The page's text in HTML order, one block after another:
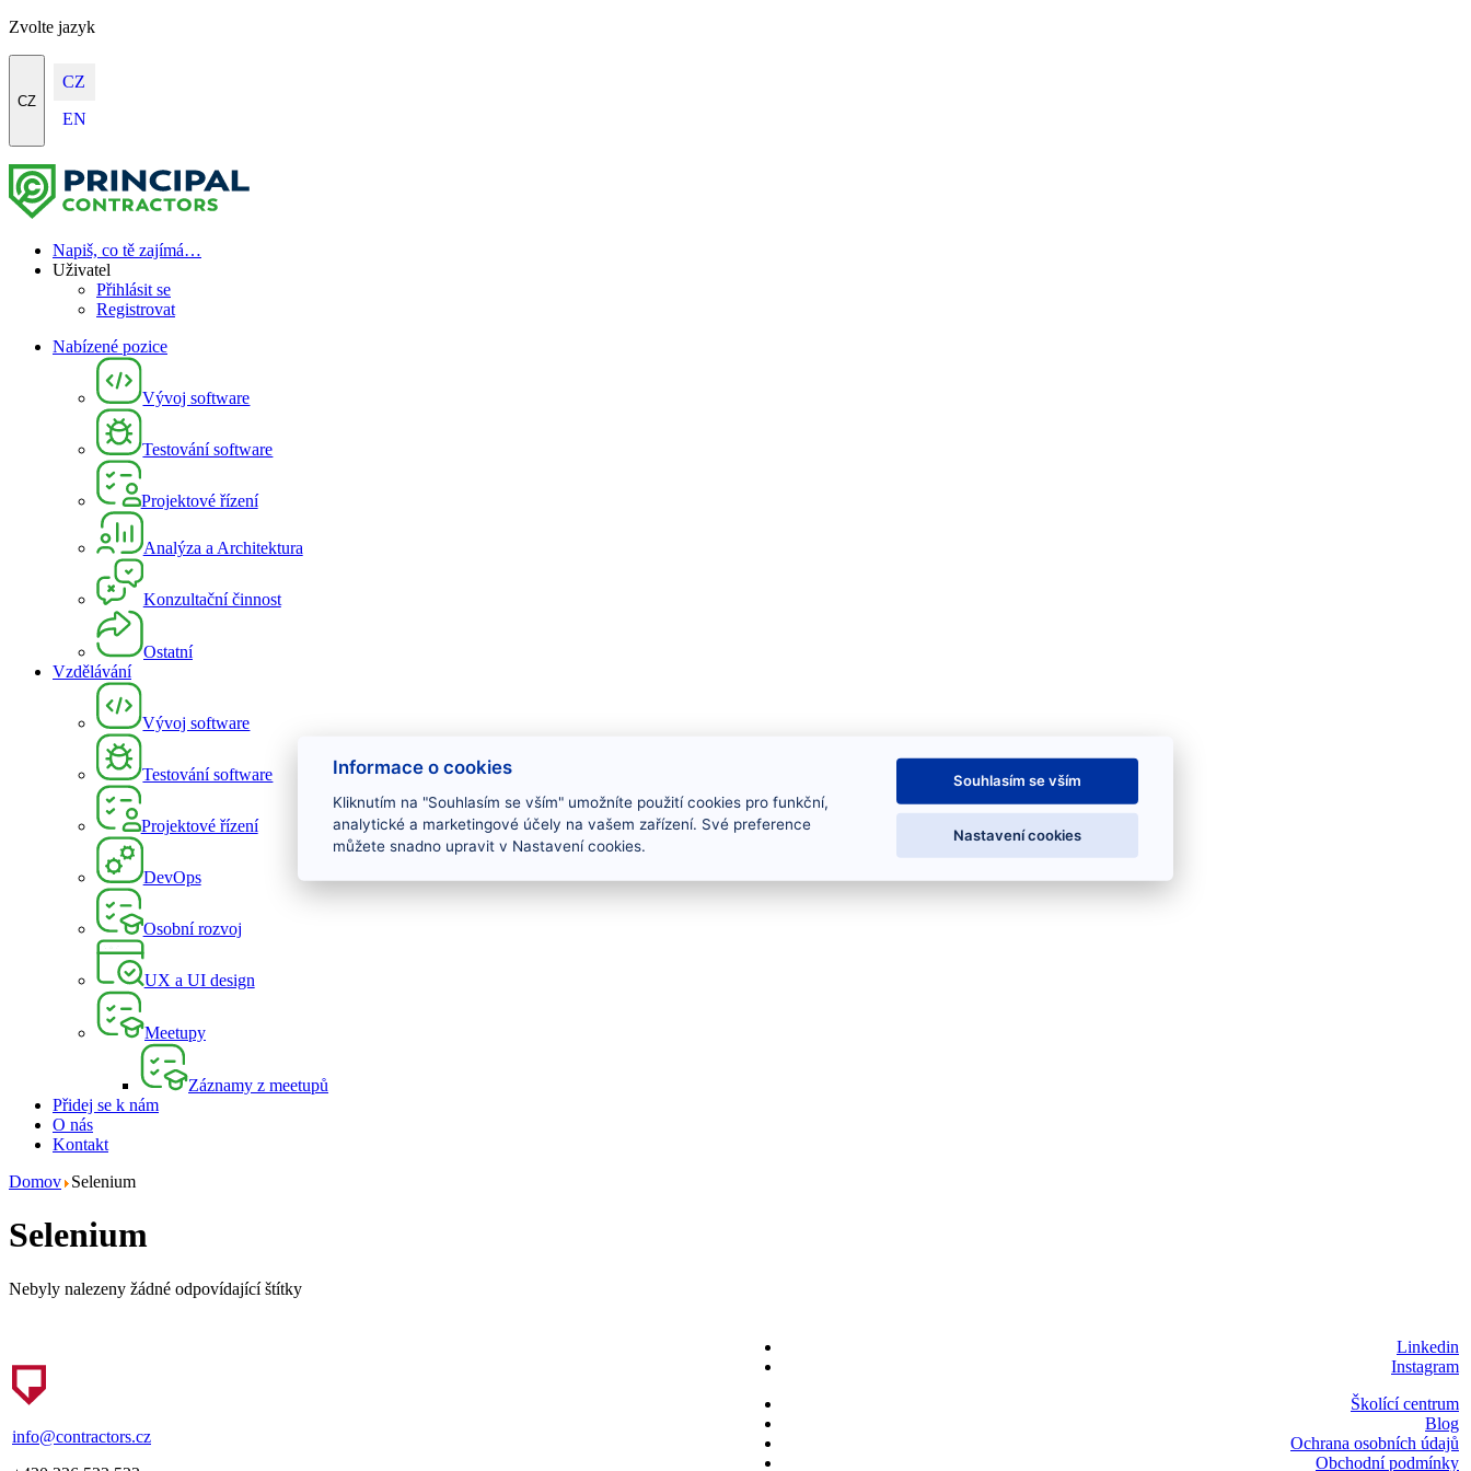
Zvolte jazyk
CZ
CZ
EN
Napiš, co tě zajímá…
Uživatel
Přihlásit se
Registrovat
Nabízené pozice
Vývoj software
Testování software
Projektové řízení
Analýza a Architektura
Konzultační činnost
Ostatní
Vzdělávání
Vývoj software
Testování software
Projektové řízení
DevOps
Osobní rozvoj
UX a UI design
Meetupy
Záznamy z meetupů
Přidej se k nám
O nás
Kontakt
Domov Selenium
Selenium
Nebyly nalezeny žádné odpovídající štítky
info@contractors.cz
Linkedin
Instagram
Školící centrum
Blog
Ochrana osobních údajů
Obchodní podmínky
Informace o cookies
Kliknutím na "Souhlasím se vším" umožníte použití cookies pro funkční,
analytické a marketingové účely na vašem zařízení. Své preference
můžete snadno upravit v Nastavení cookies.
Souhlasím se vším
Nastavení cookies